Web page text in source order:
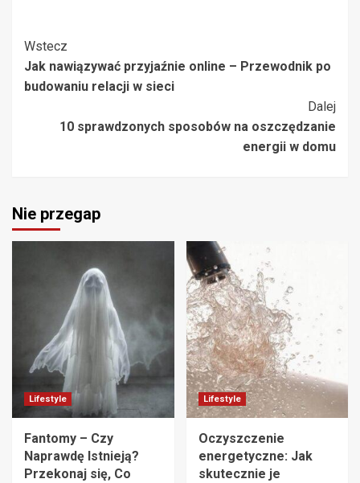
Post
Navigation
Wstecz
Jak nawiązywać przyjaźnie online – Przewodnik po
budowaniu relacji w sieci
Dalej
10 sprawdzonych sposobów na oszczędzanie
energii w domu
Nie przegap
Lifestyle
Fantomy – Czy
Naprawdę Istnieją?
Przekonaj się, Co
Lifestyle
Oczyszczenie
energetyczne: Jak
skutecznie je